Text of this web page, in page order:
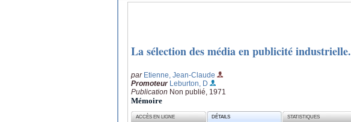
La sélection des média en publicité industrielle.
par Etienne, Jean-Claude
Promoteur Leburton, D
Publication Non publié, 1971
Mémoire
ACCÈS EN LIGNE DÉTAILS STATISTIQUES